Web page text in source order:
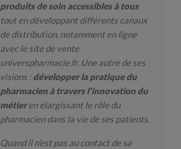
produits de soin accessibles à tous
tout en développant différents canaux
de distribution, notamment en ligne
avec le site de vente
universpharmacie.fr. Une autre de ses
visions :développer la pratique du
pharmacien à travers l'innovation du
métieren élargissant le rôle du
pharmacien dans la vie de ses patients.
Quand il n’est pas au contact de sa